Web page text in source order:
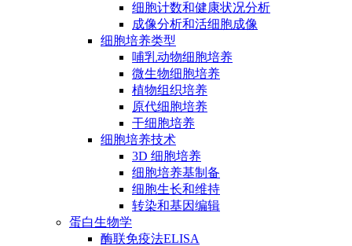
细胞计数和健康状况分析
成像分析和活细胞成像
细胞培养类型
哺乳动物细胞培养
微生物细胞培养
植物组织培养
原代细胞培养
干细胞培养
细胞培养技术
3D 细胞培养
细胞培养基制备
细胞生长和维持
转染和基因编辑
蛋白生物学
酶联免疫法ELISA